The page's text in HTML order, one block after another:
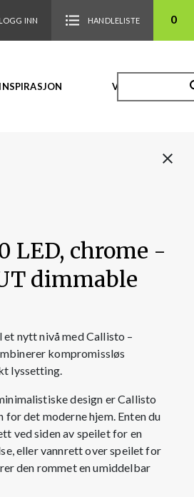
LOGG INN HANDLELISTE 0
INSPIRASJON VIDEO
LED, chrome -
dimmable
nytt nivå med Callisto –
kompromissløs
lyssetting.
design er Callisto
for det moderne hjem. Enten du
ved siden av speilet for en
eller vannrett over speilet for
den rommet en umiddelbar